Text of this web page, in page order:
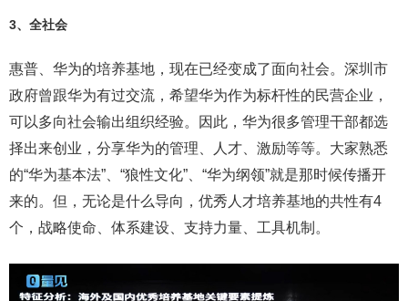
3、全社会
惠普、华为的培养基地，现在已经变成了面向社会。深圳市
政府曾跟华为有过交流，希望华为作为标杆性的民营企业，
可以多向社会输出组织经验。因此，华为很多管理干部都选
择出来创业，分享华为的管理、人才、激励等等。大家熟悉
的“华为基本法”、“狼性文化”、“华为纲领”就是那时候传播开
来的。但，无论是什么导向，优秀人才培养基地的共性有4
个，战略使命、体系建设、支持力量、工具机制。